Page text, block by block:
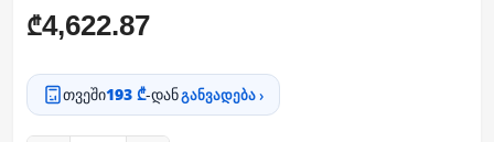
₾4,622.87
თვეში193 ₾-დანგანვადება ›